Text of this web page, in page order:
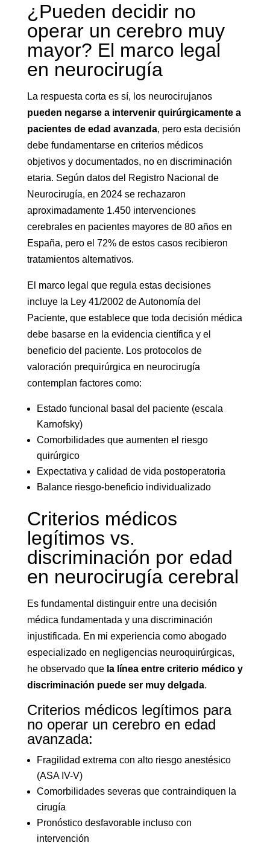
¿Pueden decidir no
operar un cerebro muy
mayor? El marco legal
en neurocirugía
La respuesta corta es sí, los neurocirujanos
pueden negarse a intervenir quirúrgicamente a
pacientes de edad avanzada, pero esta decisión
debe fundamentarse en criterios médicos
objetivos y documentados, no en discriminación
etaria. Según datos del Registro Nacional de
Neurocirugía, en 2024 se rechazaron
aproximadamente 1.450 intervenciones
cerebrales en pacientes mayores de 80 años en
España, pero el 72% de estos casos recibieron
tratamientos alternativos.
El marco legal que regula estas decisiones
incluye la Ley 41/2002 de Autonomía del
Paciente, que establece que toda decisión médica
debe basarse en la evidencia científica y el
beneficio del paciente. Los protocolos de
valoración prequirúrgica en neurocirugía
contemplan factores como:
Estado funcional basal del paciente (escala
Karnofsky)
Comorbilidades que aumenten el riesgo
quirúrgico
Expectativa y calidad de vida postoperatoria
Balance riesgo-beneficio individualizado
Criterios médicos
legítimos vs.
discriminación por edad
en neurocirugía cerebral
Es fundamental distinguir entre una decisión
médica fundamentada y una discriminación
injustificada. En mi experiencia como abogado
especializado en negligencias neuroquirúrgicas,
he observado que la línea entre criterio médico y
discriminación puede ser muy delgada.
Criterios médicos legítimos para
no operar un cerebro en edad
avanzada:
Fragilidad extrema con alto riesgo anestésico
(ASA IV-V)
Comorbilidades severas que contraindiquen la
cirugía
Pronóstico desfavorable incluso con
intervención